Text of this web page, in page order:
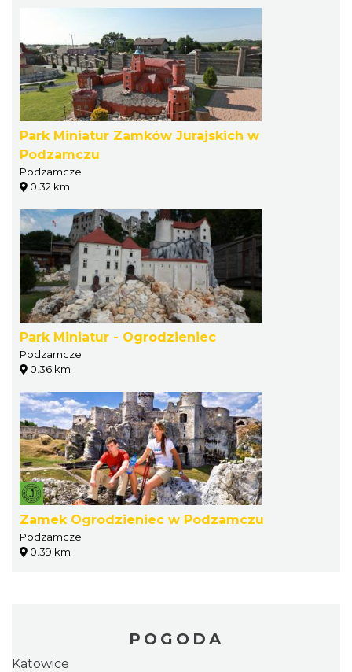
Park Miniatur Zamków Jurajskich w
Podzamczu
Podzamcze
0.32 km
Park Miniatur - Ogrodzieniec
Podzamcze
0.36 km
Zamek Ogrodzieniec w Podzamczu
Podzamcze
0.39 km
POGODA
Katowice